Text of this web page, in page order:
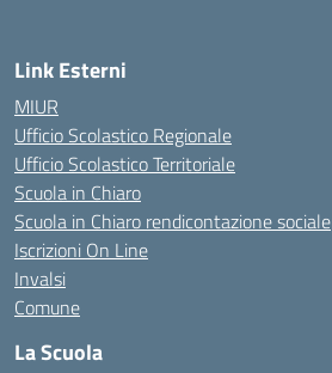
Link Esterni
MIUR
Ufficio Scolastico Regionale
Ufficio Scolastico Territoriale
Scuola in Chiaro
Scuola in Chiaro rendicontazione sociale
Iscrizioni On Line
Invalsi
Comune
La Scuola